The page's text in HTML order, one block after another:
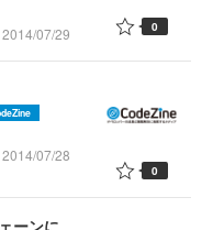
2014/07/29 0
2014/07/28
0
ーンに